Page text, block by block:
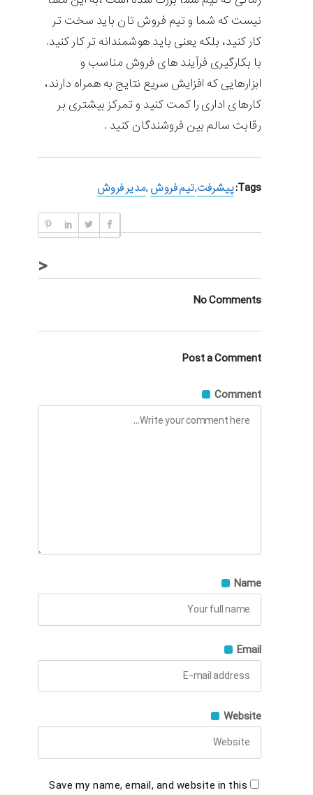
نیست که شما و تیم فروش تان باید سخت تر
کار کنید، بلکه یعنی باید هوشمندانه تر کار کنید.
با بکارگیری فرآیند های فروش مناسب و
ابزارهایی که افزایش سریع نتایج به همراه دارند،
کارهای اداری را کمت کنید و تمرکز بیشتری بر
رقابت سالم بین فروشندگان کنید .
Tags: پیشرفت,تیم فروش ,مدیر فروش
<
No Comments
Post a Comment
Comment
Name
Email
Website
Save my name, email, and website in this